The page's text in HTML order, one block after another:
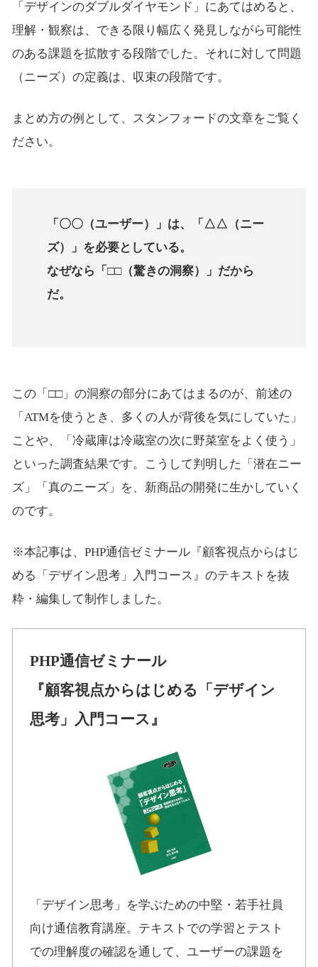
「デザインのダブルダイヤモンド」にあてはめると、
理解・観察は、できる限り幅広く発見しながら可能性
のある課題を拡散する段階でした。それに対して問題
（ニーズ）の定義は、収束の段階です。
まとめ方の例として、スタンフォードの文章をご覧く
ださい。
「〇〇（ユーザー）」は、「△△（ニー
ズ）」を必要としている。
なぜなら「□□（驚きの洞察）」だから
だ。
この「□□」の洞察の部分にあてはまるのが、前述の
「ATMを使うとき、多くの人が背後を気にしていた」
ことや、「冷蔵庫は冷蔵室の次に野菜室をよく使う」
といった調査結果です。こうして判明した「潜在ニー
ズ」「真のニーズ」を、新商品の開発に生かしていく
のです。
※本記事は、PHP通信ゼミナール『顧客視点からはじ
める「デザイン思考」入門コース』のテキストを抜
粋・編集して制作しました。
PHP通信ゼミナール
『顧客視点からはじめる「デザイン
思考」入門コース』
「デザイン思考」を学ぶための中堅・若手社員
向け通信教育講座。テキストでの学習とテスト
での理解度の確認を通して、ユーザーの課題を